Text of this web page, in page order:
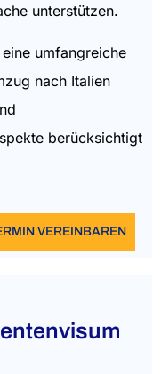
unterstützen.
umfangreiche
nach Italien
berücksichtigt
VEREINBAREN